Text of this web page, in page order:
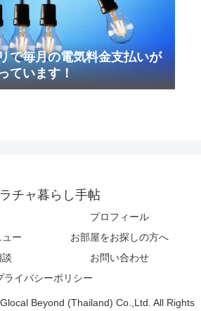
で毎月の電気料金支払いが
ています！
チャ暮らし手帖
プロフィール
ー
お部屋をお探しの方へ
お問い合わせ
ライバシーポリシー
Beyond (Thailand) Co.,Ltd. All Rights